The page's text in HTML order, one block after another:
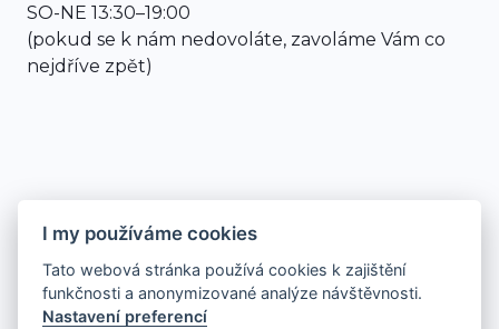
SO-NE 13:30–19:00
(pokud se k nám nedovoláte, zavoláme Vám co
nejdříve zpět)
I my používáme cookies
Tato webová stránka používá cookies k zajištění
funkčnosti a anonymizované analýze návštěvnosti.
Nastavení preferencí